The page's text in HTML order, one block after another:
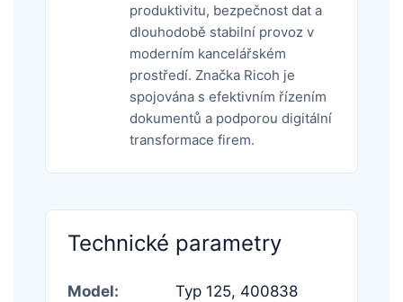
produktivitu, bezpečnost dat a
dlouhodobě stabilní provoz v
moderním kancelářském
prostředí. Značka Ricoh je
spojována s efektivním řízením
dokumentů a podporou digitální
transformace firem.
Technické parametry
Model: Typ 125, 400838